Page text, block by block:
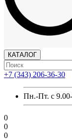
КАТАЛОГ
+7 (343) 206-36-30
Пн.-Пт. с
0
0
0